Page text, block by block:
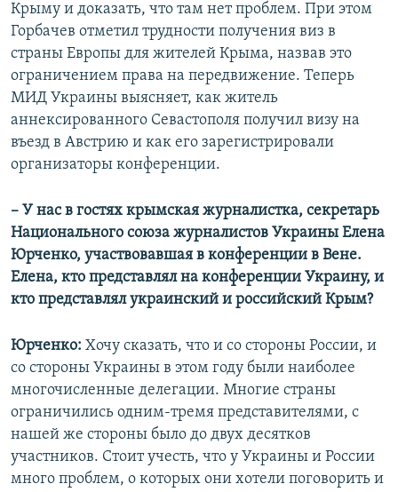
Крыму и доказать, что там нет проблем. При этом
Горбачев отметил трудности получения виз в
страны Европы для жителей Крыма, назвав это
ограничением права на передвижение. Теперь
МИД Украины выясняет, как житель
аннексированного Севастополя получил визу на
въезд в Австрию и как его зарегистрировали
организаторы конференции.
– У нас в гостях крымская журналистка, секретарь
Национального союза журналистов Украины Елена
Юрченко, участвовавшая в конференции в Вене.
Елена, кто представлял на конференции Украину, и
кто представлял украинский и российский Крым?
Юрченко: Хочу сказать, что и со стороны России, и
со стороны Украины в этом году были наиболее
многочисленные делегации. Многие страны
ограничились одним-тремя представителями, с
нашей же стороны было до двух десятков
участников. Стоит учесть, что у Украины и России
много проблем, о которых они хотели поговорить и